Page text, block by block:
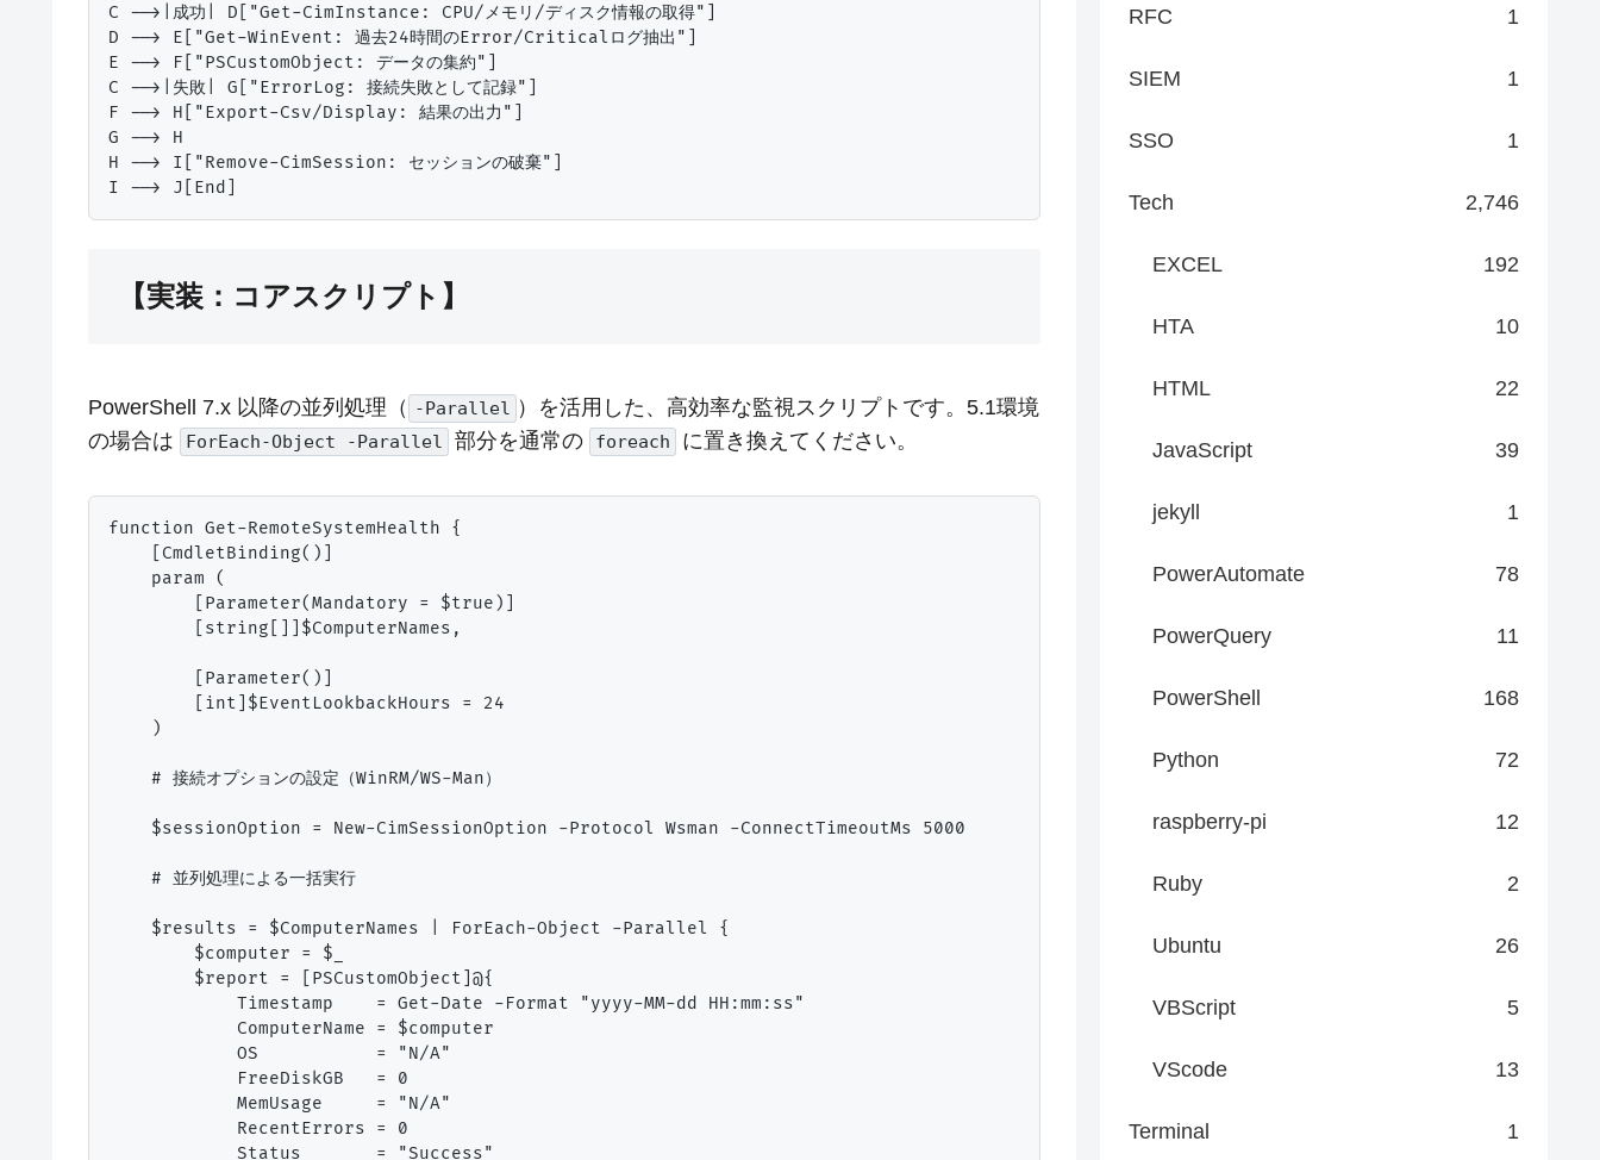
C -->|成功| D["Get-CimInstance: CPU/メモリ/ディスク情報の取得"]
D --> E["Get-WinEvent: 過去24時間のError/Criticalログ抽出"]
E --> F["PSCustomObject: データの集約"]
C -->|失敗| G["ErrorLog: 接続失敗として記録"]
F --> H["Export-Csv/Display: 結果の出力"]
G --> H
H --> I["Remove-CimSession: セッションの破棄"]
【実装：コアスクリプト】
PowerShell 7.x 以降の並列処理（ -Parallel ）を活用した、高効率な監視スクリプトです。5.1環境
の場合は
ForEach-Object -Parallel 部分を通常の foreach に置き換えてください。
function Get-RemoteSystemHealth {
    [CmdletBinding()]
    param (
        [Parameter(Mandatory = $true)]
        [string[]]$ComputerNames,
        [Parameter()]
        [int]$EventLookbackHours = 24
    )
    # 接続オプションの設定（WinRM/WS-Man）
    $sessionOption = New-CimSessionOption -Protocol Wsman -ConnectTimeoutMs 5000
    # 並列処理による一括実行
    $results = $ComputerNames | ForEach-Object -Parallel {
        $computer = $_
        $report = [PSCustomObject]@{
            Timestamp    = Get-Date -Format "yyyy-MM-dd HH:mm:ss"
            ComputerName = $computer
            OS           = "N/A"
            FreeDiskGB   = 0
            MemUsage     = "N/A"
            RecentErrors = 0
            Status       = "Success"
RFC 1
SIEM 1
SSO 1
Tech 2,746
EXCEL 192
HTA 10
HTML 22
JavaScript 39
jekyll 1
PowerAutomate 78
PowerQuery 11
PowerShell 168
Python 72
raspberry-pi 12
Ruby 2
Ubuntu 26
VBScript 5
VScode 13
Terminal 1